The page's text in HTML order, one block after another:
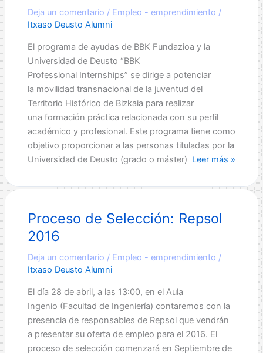
personal
Deja un comentario / Empleo - emprendimiento /
Itxaso Deusto Alumni
El programa de ayudas de BBK Fundazioa y la
Universidad de Deusto “BBK
Professional Internships” se dirige a potenciar
la movilidad transnacional de la juventud del
Territorio Histórico de Bizkaia para realizar
una formación práctica relacionada con su perfil
académico y profesional. Este programa tiene como
objetivo proporcionar a las personas tituladas por la
Universidad de Deusto (grado o máster) BBK
Internships:
Profesionales
en
Extranjero
Leer más »
Proceso de Selección: Repsol
2016
Deja un comentario / Empleo - emprendimiento /
Itxaso Deusto Alumni
El día 28 de abril, a las 13:00, en el Aula
Ingenio (Facultad de Ingeniería) contaremos con la
presencia de responsables de Repsol que vendrán
a presentar su oferta de empleo para el 2016. El
proceso de selección comenzará en Septiembre de